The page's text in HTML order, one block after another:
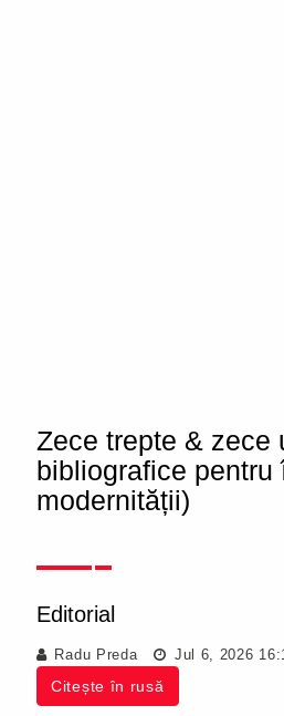
Zece trepte & zece
bibliografice pentru
modernității)
Editorial
Radu Preda Jul 6, 2026
Citește în rusă